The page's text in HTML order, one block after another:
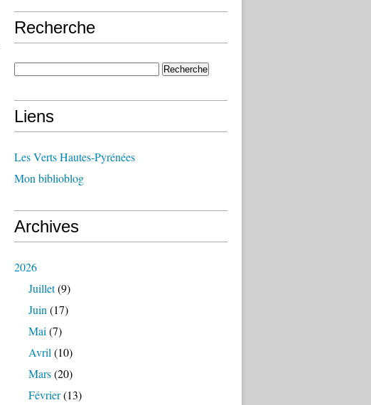
Recherche
Liens
Les Verts Hautes-Pyrénées
Mon biblioblog
Archives
2026
Juillet(9)
Juin (17)
Mai (7)
Avril (10)
Mars(20)
Février(13)